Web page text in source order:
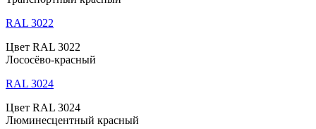
RAL 3022
Цвет RAL 3022
Лососёво-красный
RAL 3024
Цвет RAL 3024
Люминесцентный красный